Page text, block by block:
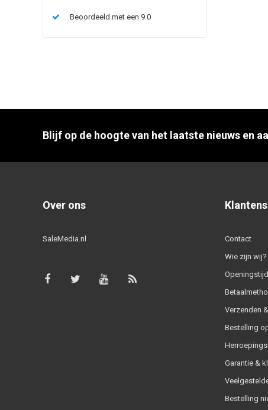
Beoordeeld met een 9.0
Blijf op de hoogte van het laatste nieuws en
Over ons
SaleMedia.nl
Contact
Wie zijn wij?
Verzenden
Bestelling
Garantie &
Bestelling